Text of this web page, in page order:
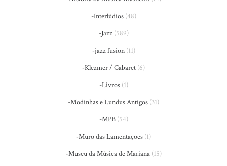
-Interlúdios(48)
-Jazz(589)
-jazz fusion(11)
-Klezmer / Cabaret (6)
-Livros(1)
-Modinhas e Lundus Antigos (31)
-MPB(54)
-Muro das Lamentações (1)
-Museu da Música de Mariana(15)